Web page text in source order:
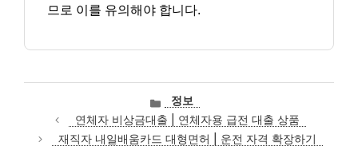
므로 이를 유의해야 합니다.
카
테
고
리
정보
연체자 비상금대출 | 연체자용 급전 대출 상품
재직자 내일배움카드 대형면허 | 운전 자격 확장하기